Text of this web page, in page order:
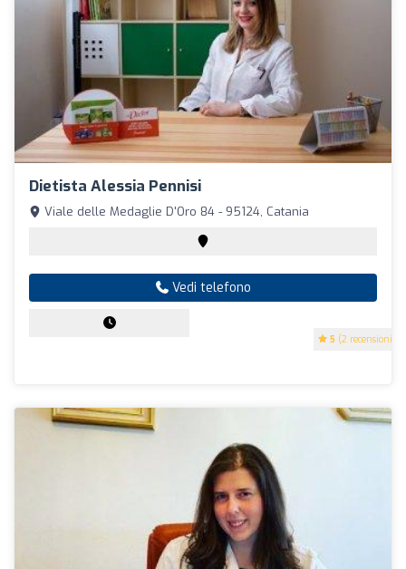
Dietista Alessia Pennisi
5 (2 recensioni)
Viale delle Medaglie D'Oro 84 - 95124, Catania
Vedi telefono